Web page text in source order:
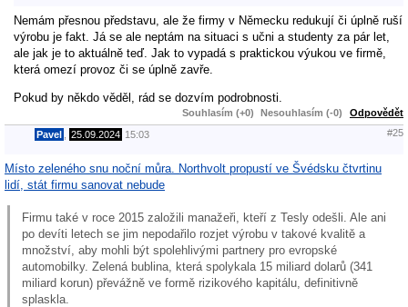
Nemám přesnou představu, ale že firmy v Německu redukují či úplně ruší
výrobu je fakt. Já se ale neptám na situaci s učni a studenty za pár let,
ale jak je to aktuálně teď. Jak to vypadá s praktickou výukou ve firmě,
která omezí provoz či se úplně zavře.
Pokud by někdo věděl, rád se dozvím podrobnosti.
Souhlasím (+0) Nesouhlasím (-0) Odpovědět
Pavel 25.09.2024 15:03 #25
Místo zeleného snu noční můra. Northvolt propustí ve Švédsku čtvrtinu
lidí, stát firmu sanovat nebude
Firmu také v roce 2015 založili manažeři, kteří z Tesly odešli. Ale ani
po devíti letech se jim nepodařilo rozjet výrobu v takové kvalitě a
množství, aby mohli být spolehlivými partnery pro evropské
automobilky. Zelená bublina, která spolykala 15 miliard dolarů (341
miliard korun) převážně ve formě rizikového kapitálu, definitivně
splaskla.